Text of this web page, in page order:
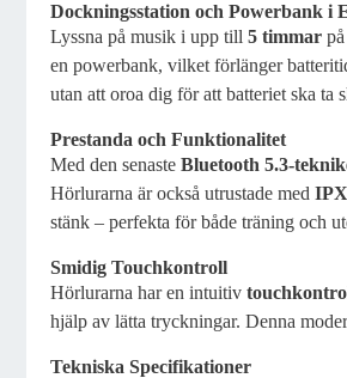
Dockningsstation och Powerbank i
Lyssna på musik i upp till 5 timmar
en powerbank, vilket förlänger
utan att oroa dig för att batteriet ska ta
Prestanda och Funktionalitet
Med den senaste Bluetooth 5.3-
Hörlurarna är också utrustade med
stänk – perfekta för både träning och
Smidig Touchkontroll
Hörlurarna har en intuitiv
hjälp av lätta tryckningar. Denna
Tekniska Specifikationer